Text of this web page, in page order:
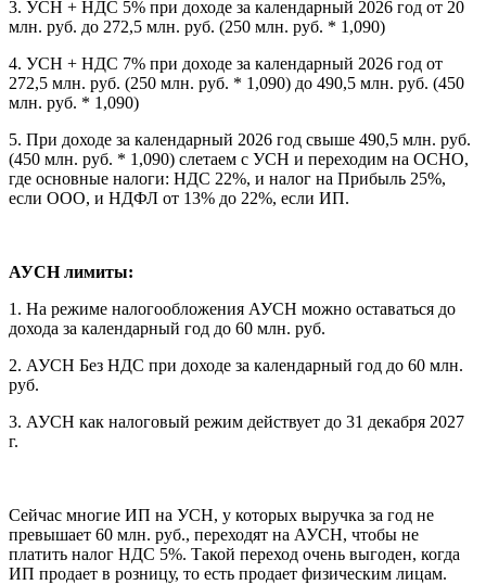
3. УСН + НДС 5% при доходе за календарный 2026 год от 20
млн. руб. до 272,5 млн. руб. (250 млн. руб. * 1,090)
4. УСН + НДС 7% при доходе за календарный 2026 год от
272,5 млн. руб. (250 млн. руб. * 1,090) до 490,5 млн. руб. (450
млн. руб. * 1,090)
5. При доходе за календарный 2026 год свыше 490,5 млн. руб.
(450 млн. руб. * 1,090) слетаем с УСН и переходим на ОСНО,
где основные налоги: НДС 22%, и налог на Прибыль 25%,
если ООО, и НДФЛ от 13% до 22%, если ИП.
АУСН лимиты:
1. На режиме налогообложения АУСН можно оставаться до
дохода за календарный год до 60 млн. руб.
2. АУСН Без НДС при доходе за календарный год до 60 млн.
руб.
3. АУСН как налоговый режим действует до 31 декабря 2027
г.
Сейчас многие ИП на УСН, у которых выручка за год не
превышает 60 млн. руб., переходят на АУСН, чтобы не
платить налог НДС 5%. Такой переход очень выгоден, когда
ИП продает в розницу, то есть продает физическим лицам.